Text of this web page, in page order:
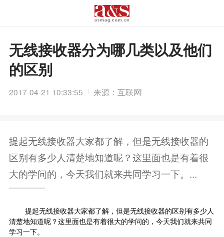
无线接收器分为哪几类以及他们
的区别
2017-04-21 10:33:55 来源：互联网
提起无线接收器大家都了解，但是无线接收器的
区别有多少人清楚地知道呢？这里面也是有着很
大的学问的，今天我们就来共同学习一下。...
提起无线接收器大家都了解，但是无线接收器的区别有多少人
清楚地知道呢？这里面也是有着很大的学问的，今天我们就来共同
学习一下。